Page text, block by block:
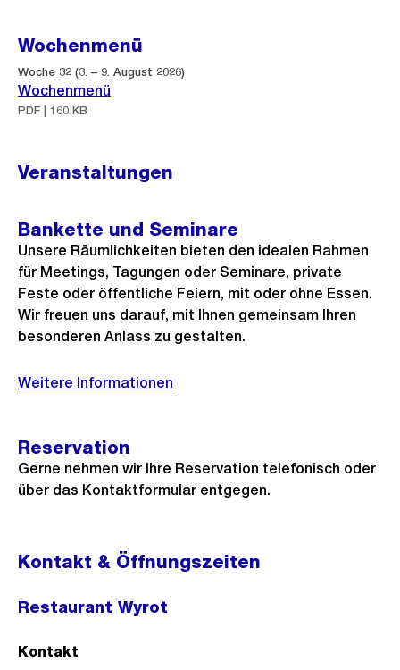
Wochenmenü
Woche 32 (3. – 9. August 2026)
Wochenmenü
PDF | 160 KB
Veranstaltungen
Bankette und Seminare
Unsere Räumlichkeiten bieten den idealen Rahmen
für Meetings, Tagungen oder Seminare, private
Feste oder öffentliche Feiern, mit oder ohne Essen.
Wir freuen uns darauf, mit Ihnen gemeinsam Ihren
besonderen Anlass zu gestalten.
Weitere Informationen
Reservation
Gerne nehmen wir Ihre Reservation telefonisch oder
über das Kontaktformular entgegen.
Kontakt & Öffnungszeiten
Restaurant Wyrot
Kontakt